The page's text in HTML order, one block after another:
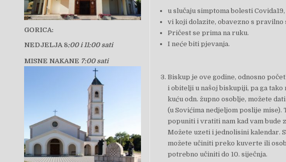
u slučaju simptoma bolesti
vi koji dolazite, obavezno s pravilno
Pričest se prima na ruku.
I neće biti pjevanja.
Biskup je ove godine, odnosno
i obitelji u našoj biskupiji, pa ga tako
kuću odn. župno osoblje, možete
(u Sovićima nedjeljom poslije
popuniti i vratiti nam kad vam bude
Možete uzeti i jednolisini kalendar.
možete učiniti preko kuverte ili
potrebno učiniti do 10. siječnja.
GORICA:
NEDJELJA 8:00 i 11:00 sati
MISNE NAKANE 7:00 sati